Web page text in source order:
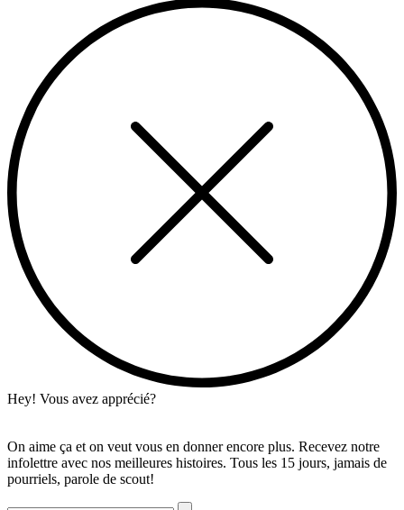
Hey! Vous avez apprécié?
On aime ça et on veut vous en donner encore plus. Recevez notre
infolettre avec nos meilleures histoires. Tous les 15 jours, jamais de
pourriels, parole de scout!